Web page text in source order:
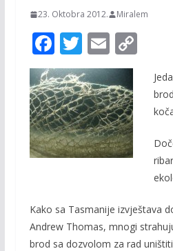
23. Oktobra 2012. Miralem
F
ac
e
b
o
o
T
w
itt
er
E
m
ai
l
C
Kako sa Tasmanije izvještava
Andrew Thomas, mnogi
brod sa dozvolom za rad